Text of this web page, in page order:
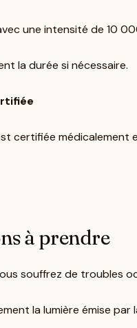
une intensité de 10
la durée si nécessaire.
certifiée
à prendre
souffrez de troubles
la lumière émise par